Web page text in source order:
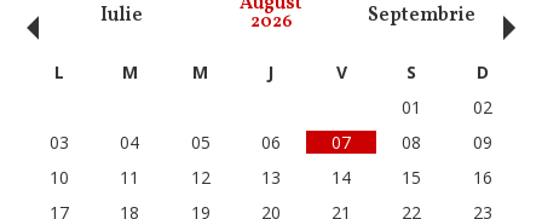
Iulie 2026 Septembrie
‹ L M M J V S
D
01
02
03
04 05 06 07 08
09
10
11 12 13 14 15
16
17
18 19 20 21 22
23